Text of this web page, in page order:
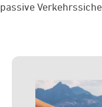
passive